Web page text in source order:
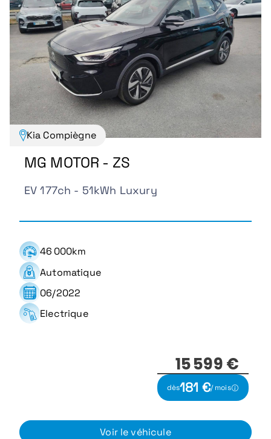
Kia Compiègne
MG MOTOR - ZS
EV 177ch - 51kWh Luxury
46 000km
Automatique
06/2022
Electrique
15 599 €
dès181 €/ mois
Voir le véhicule